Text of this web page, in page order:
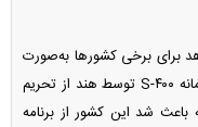
برای برخی کشور‌ها به‌صورت
موردی معافیت صادر کند. برای مثال، خرید سامانه S-۴۰۰ توسط هند از تحریم
شد این کشور از برنامه